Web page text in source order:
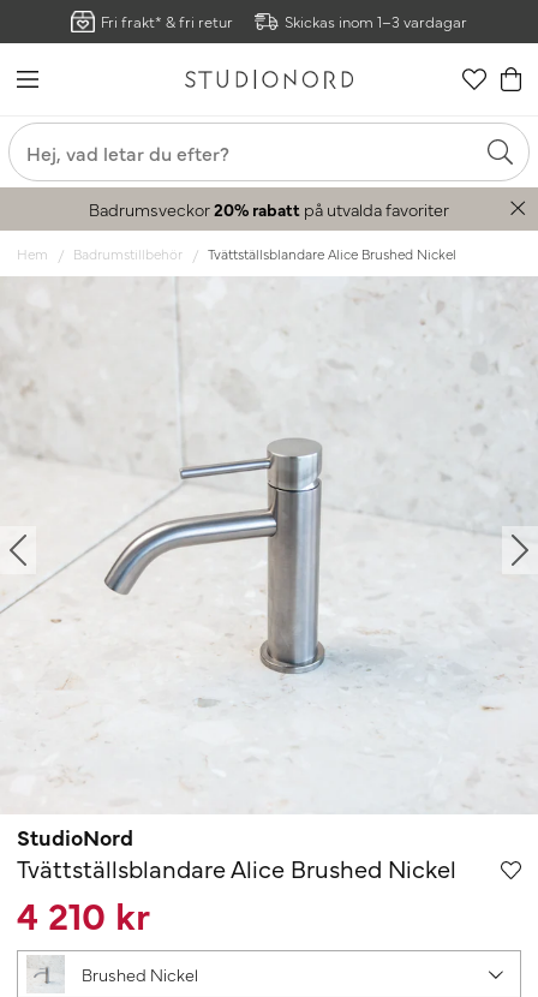
Fri frakt* & fri retur Skickas inom 1–3 vardagar
Badrumsveckor20% rabatt på utvalda favoriter
Hem Badrumstillbehör Tvättställsblandare Alice Brushed Nickel
StudioNord
Tvättställsblandare Alice Brushed Nickel
4 210 kr
Brushed Nickel